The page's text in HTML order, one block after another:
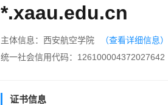
*.xaau.edu.cn
主体信息：西安航空学院
（查看详细信息）
统一社会信用代码：126100004372027642
证书信息